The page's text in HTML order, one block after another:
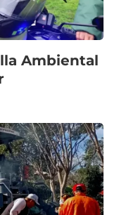
Ambiental